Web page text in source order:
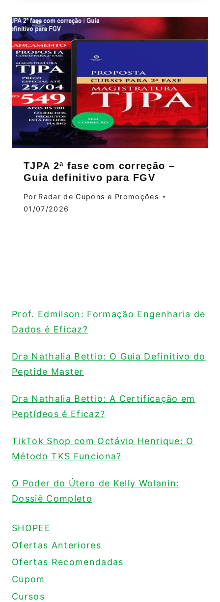
TJPA 2ª fase com correção –
Guia definitivo para FGV
Por Radar de Cupons e Promoções
01/07/2026
Prof. Edmilson: Formação Engenharia de
Dados é Eficaz?
Dra Nathalia Bettio: O Guia Definitivo do
Peptide Master
Dra Nathalia Bettio: A Certificação em
Peptídeos é Eficaz?
TikTok Shop com Octávio Henrique: O
Método TKS Funciona?
O Poder do Útero de Kelly Wolanin:
Dossiê Completo
SHOPEE
Ofertas Anteriores
Ofertas Recomendadas
Cupom
Cursos